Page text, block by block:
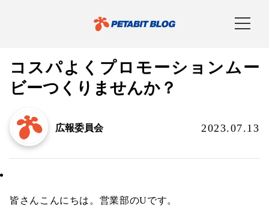
コスパよくプロモーションムー
ビーつくりませんか？
広報委員会 2023.07.13
皆さんこんにちは。営業部のUです。